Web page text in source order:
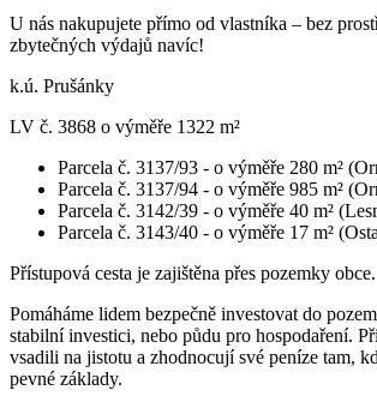
U nás nakupujete přímo od vlastníka – bez
zbytečných výdajů navíc!
k.ú. Prušánky
LV č. 3868 o výměře 1322 m²
Parcela č. 3137/93 - o výměře 280 m²
Parcela č. 3137/94 - o výměře 985 m²
Parcela č. 3142/39 - o výměře 40 m²
Parcela č. 3143/40 - o výměře 17 m²
Přístupová cesta je zajištěna přes pozemky obce.
Pomáháme lidem bezpečně investovat do
stabilní investici, nebo půdu pro hospodaření.
vsadili na jistotu a zhodnocují své peníze tam,
pevné základy.